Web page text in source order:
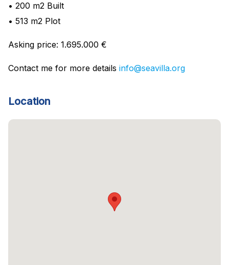
• 200 m2 Built
• 513 m2 Plot
Asking price: 1.695.000 €
Contact me for more details info@seavilla.org
Location